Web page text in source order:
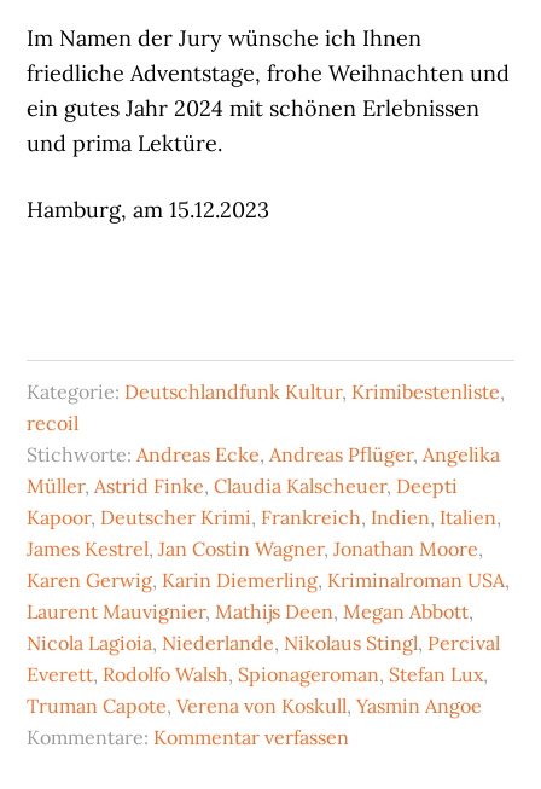
Im Namen der Jury wünsche ich Ihnen
friedliche Adventstage, frohe Weihnachten und
ein gutes Jahr 2024 mit schönen Erlebnissen
und prima Lektüre.
Hamburg, am 15.12.2023
Kategorie: Deutschlandfunk Kultur, Krimibestenliste,
recoil
Stichworte: Andreas Ecke, Andreas Pflüger, Angelika
Müller, Astrid Finke,Claudia Kalscheuer, Deepti
Kapoor, Deutscher Krimi, Frankreich, Indien, Italien,
James Kestrel,Jan Costin Wagner,Jonathan Moore,
Karen Gerwig, Karin Diemerling, Kriminalroman USA,
Laurent Mauvignier, Mathijs Deen, Megan Abbott,
Nicola Lagioia, Niederlande, Nikolaus Stingl, Percival
Everett, Rodolfo Walsh, Spionageroman, Stefan Lux,
Truman Capote,Verena von Koskull,Yasmin Angoe
Kommentare: Kommentar verfassen